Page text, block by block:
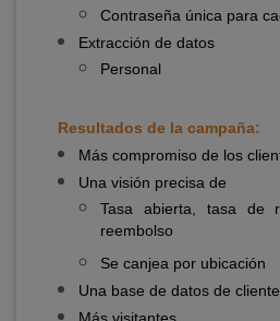
Contraseña única para
Extracción de datos
Personal
Resultados de la campaña:
Más compromiso de los
Una visión precisa de
Tasa abierta, tasa de
reembolso
Se canjea por ubicación
Una base de datos de